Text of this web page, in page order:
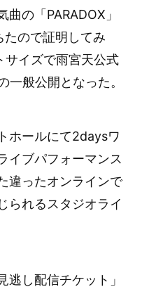
の「PARADOX」
ので証明してみ
サイズで雨宮天公式
一般公開となった。
ホールにて2daysワ
イブパフォーマンス
違ったオンラインで
られるスタジオライ
逃し配信チケット」